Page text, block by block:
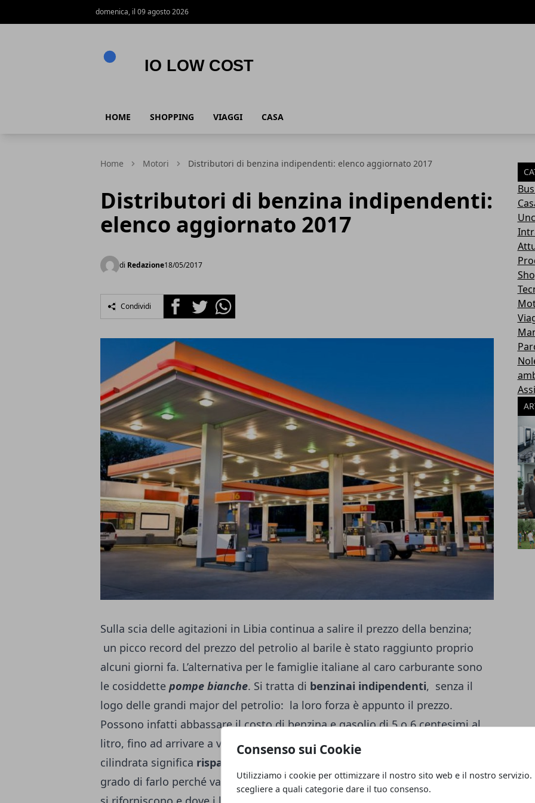
Consenso sui Cookie
Utilizziamo i cookie per ottimizzare il nostro sito web e il nostro servizio.
scegliere a quali categorie dare il tuo consenso.
domenica, il 09 agosto 2026
HOME SHOPPING VIAGGI CASA
Home Motori Distributori di benzina indipendenti: elenco aggiornato 2017
Distributori di benzina indipendenti:
elenco aggiornato 2017
di Redazione18/05/2017
Condividi FacebookTwitterWhatsapp
Sulla scia delle agitazioni in Libia continua a salire il prezzo della benzina;
un picco record del prezzo del petrolio al barile è stato raggiunto proprio
alcuni giorni fa. L’alternativa per le famiglie italiane al caro carburante sono
le cosiddette pompe bianche. Si tratta di benzinai indipendenti, senza il
logo delle grandi major del petrolio: la loro forza è appunto il prezzo.
Possono infatti abbassare il costo di benzina e gasolio di 5 o 6 centesimi al
litro, fino ad arrivare a volte a 10 centesimi che per un’auto di media
cilindrata significa risparmiare dai 3 ai 6 euro ad ogni pieno
grado di farlo perché vanno a comprare il carburante all’ingrosso dove tutti